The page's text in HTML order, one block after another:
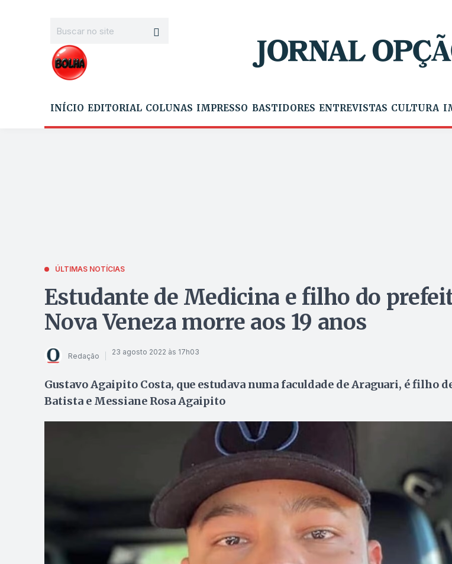
INÍCIO EDITORIAL COLUNAS IMPRESSO BASTIDORES ENTREVISTAS CULTURA
ÚLTIMAS NOTÍCIAS
Estudante de Medicina e filho do
Nova Veneza morre aos 19 anos
Redação 23 agosto 2022 às 17h03
Gustavo Agaipito Costa, que estudava numa faculdade de Araguari, é filho
Batista e Messiane Rosa Agaipito